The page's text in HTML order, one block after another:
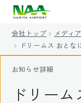
会社トップ メディ
ドリームス おとな
お知らせ詳細
ドリー